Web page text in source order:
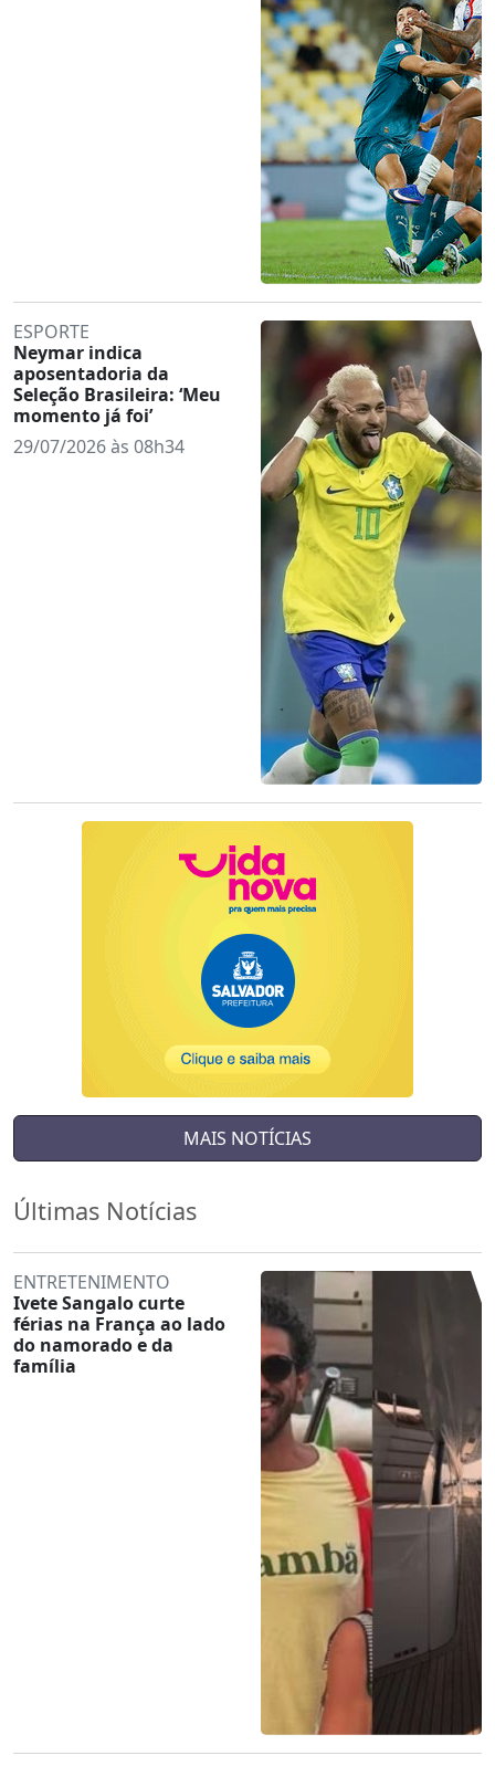
ESPORTE
Neymar indica
aposentadoria da
Seleção Brasileira: ‘Meu
momento já foi’
29/07/2026 às 08h34
MAIS NOTÍCIAS
Últimas Notícias
ENTRETENIMENTO
Ivete Sangalo curte
férias na França ao lado
do namorado e da
família